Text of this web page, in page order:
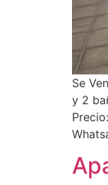
Se
y 2